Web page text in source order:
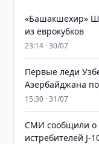
«Башакшехир»
из еврокубков
23:14 · 30/07
Первые леди
Азербайджана
15:30 · 31/07
СМИ сообщили о
истребителей J-